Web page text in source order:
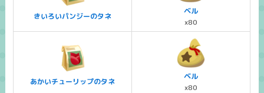
きいろいパンジーのタネ
ベル
x80
あかいチューリップのタネ
ベル
x80